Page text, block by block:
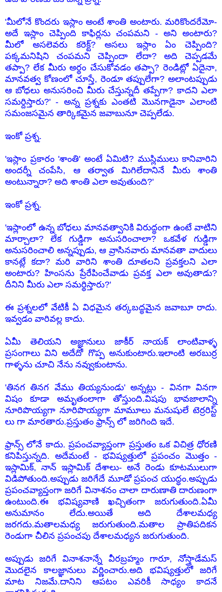
'మీలోనే కొందరు ఇస్లాం అంటే శాంతి అంటారు. మరికొందరేమో-
అదే ఇస్లాం చెప్పింది కాఫిర్లను చంపమని - అని అంటారు?
మీలో అసలెవరు కరెక్ట్? అసలు ఇస్లాం ఏం చెప్పింది?
పక్కమనిషిని చంపమని చెప్పిందా లేదా? అది చెప్పడమే
తప్పా? లేక మీరు అర్ధం చేసుకోవడం తప్పా? రెండిట్లో ఏదైనా,
మానవత్వ కోణంలో చూస్తే, రెండూ తప్పులేగా? అలాంటప్పుడు
ఆ బోధలు అనుసరించి మీరు చేస్తున్నదీ తప్పేగా? కాదని ఎలా
సమర్దిస్తారు?' - అన్న ప్రశ్నకు ఎంతటి మొనగాడైనా ఎలాంటి
సమంజసమైన తార్కికమైన జవాబునూ చెప్పలేడు.
ఇంకో ప్రశ్న.
'ఇస్లాం ప్రకారం 'శాంతి' అంటే ఏమిటి? ముస్లిములు కానివారిని
అందర్నీ చంపేసి, ఆ తర్వాత మిగిలేదానినే మీరు శాంతి
అంటున్నారా? అది శాంతి ఎలా అవుతుంది?'
ఇంకో ప్రశ్న.
'ఇస్లాంలో ఉన్న బోధలు మానవత్వానికి విరుద్ధంగా ఉంటే వాటిని
మార్చాలా? లేక గుడ్డిగా అనుసరించాలా? ఒకవేళ గుడ్డిగా
అనుసరించాలి అన్నప్పుడు, ఆ వ్రాసినవారు మానవతా వాదులు
కానట్లే కదా? మరి వారిని శాంతి దూతలని ప్రవక్తలని ఎలా
అంటారు? హింసను ప్రేరేపించేవాడు ప్రవక్త ఎలా అవుతాడు?
దీనిని మీరు ఎలా సమర్ధిస్తారు?'
ఈ ప్రశ్నలలో వేటికీ ఏ విధమైన తర్కబద్ధమైన జవాబూ రాదు.
ఇవ్వడం వారివల్ల కాదు.
ఏమీ తెలియని అజ్ఞానులు జాకీర్ నాయక్ లాంటివాళ్ళ
ప్రసంగాలు విని అదేదో గొప్ప అనుకుంటారు.ఇలాంటి అరబుర్ర
గాళ్ళను చూచి నేను నవ్వుకుంటాను.
'తినగ తినగ వేము తియ్యనుండు' అన్నట్లు - వినగా వినగా
విషం కూడా అమృతంలాగా తోస్తుంది.విషపు భావజాలాన్ని
నూరిపొయ్యగా నూరిపొయ్యగా మామూలు మనుషులే టెర్రరిస్ట్
లు గా మారతారు.ప్రస్తుతం ఫ్రాన్స్ లో జరిగింది ఇదే.
ఫ్రాన్స్ లోనే కాదు. ప్రపంచవ్యాప్తంగా ప్రస్తుతం ఒక విచిత్ర ధోరణి
కనిపిస్తున్నది. అదేమంటే - భవిష్యత్తులో ప్రపంచం మొత్తం -
ఇస్లామిక్, నాన్ ఇస్లామిక్ దేశాలు- అనే రెండు కూటములుగా
విడిపోతుంది.అప్పుడు జరిగేదే మూడో ప్రపంచ యుద్ధం.అప్పుడు
ప్రపంచవ్యాప్తంగా జరిగే వినాశనం చాలా దారుణాతి దారుణంగా
ఉంటుంది.ఈ భవిష్యవాణి ఖచ్చితంగా జరుగుతుంది.ఏమీ
అనుమానం లేదు.అయితే అది దేశాలమధ్య
జరగదు.మతాలమధ్య జరుగుతుంది.మతాల ప్రాతిపదికన
రెండుగా చీలిన ప్రపంచపు దేశాలమధ్యన జరుగుతుంది.
అప్పుడు జరిగే వినాశనాన్నే వీరబ్రహ్మం గారూ, నోస్త్రాడేమస్
మొదలైన కాలజ్ఞానులు వర్ణించారు.అది భవిష్యత్తులో జరిగే
మాట నిజమే.దానిని ఆపటం ఎవరికీ సాధ్యం కాదనే